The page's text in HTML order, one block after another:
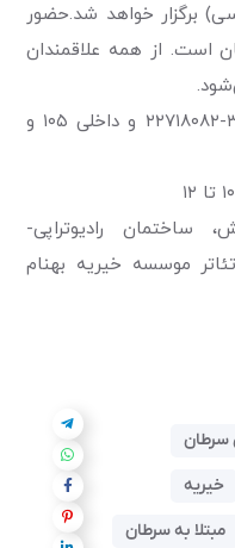
برگزار خواهد شد.حضور
است. از همه علاقمندان
جهت ثبت نام در کارگاه با شماره ۳-۲۲۷۱۸۰۸۲ و داخلی ۱۰۵ و
ساختمان رادیوتراپی-
موسسه خیریه بهنام
سرطان
خیریه
مبتلا به سرطان